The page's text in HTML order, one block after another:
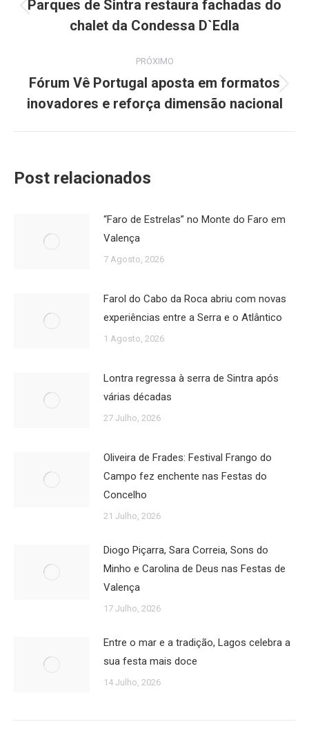
Post
anterior:
Parques de Sintra restaura fachadas do
chalet da Condessa D`Edla
PRÓXIMO
Próximo
post:
Fórum Vê Portugal aposta em formatos
inovadores e reforça dimensão nacional
Post relacionados
“Faro de Estrelas” no Monte do Faro em
Valença
7 Agosto, 2026
Farol do Cabo da Roca abriu com novas
experiências entre a Serra e o Atlântico
1 Agosto, 2026
Lontra regressa à serra de Sintra após
várias décadas
27 Julho, 2026
Oliveira de Frades: Festival Frango do
Campo fez enchente nas Festas do
Concelho
21 Julho, 2026
Diogo Piçarra, Sara Correia, Sons do
Minho e Carolina de Deus nas Festas de
Valença
17 Julho, 2026
Entre o mar e a tradição, Lagos celebra a
sua festa mais doce
14 Julho, 2026